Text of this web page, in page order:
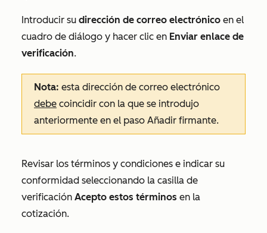
Introducir su dirección de correo electrónico en el
cuadro de diálogo y hacer clic en Enviar enlace de
verificación.
Nota: esta dirección de correo electrónico
debe coincidir con la que se introdujo
anteriormente en el paso Añadir firmante.
Revisar los términos y condiciones e indicar su
conformidad seleccionando la casilla de
verificación Acepto estos términos en la
cotización.